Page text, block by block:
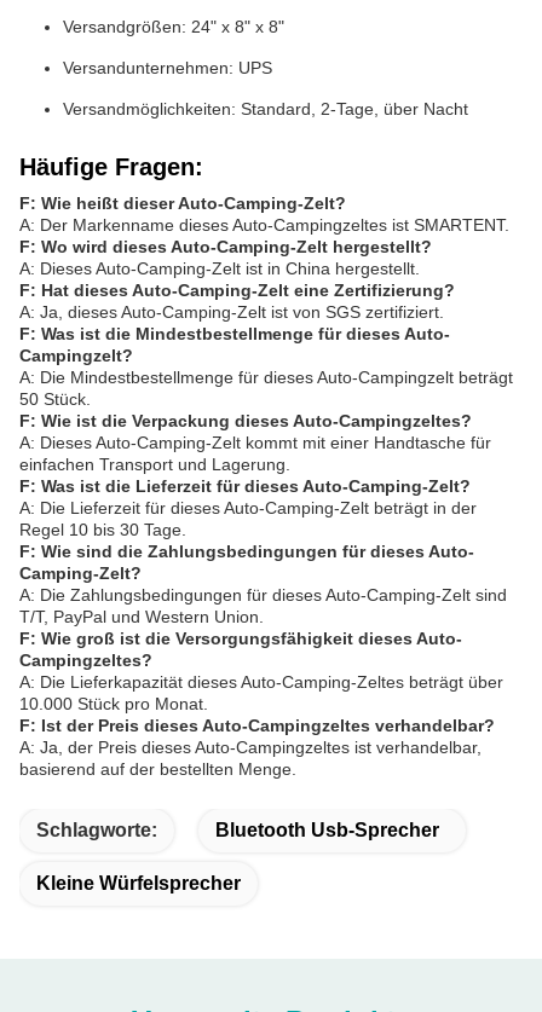
Versandgrößen: 24" x 8" x 8"
Versandunternehmen: UPS
Versandmöglichkeiten: Standard, 2-Tage, über Nacht
Häufige Fragen:
F: Wie heißt dieser Auto-Camping-Zelt?
A: Der Markenname dieses Auto-Campingzeltes ist SMARTENT.
F: Wo wird dieses Auto-Camping-Zelt hergestellt?
A: Dieses Auto-Camping-Zelt ist in China hergestellt.
F: Hat dieses Auto-Camping-Zelt eine Zertifizierung?
A: Ja, dieses Auto-Camping-Zelt ist von SGS zertifiziert.
F: Was ist die Mindestbestellmenge für dieses Auto-
Campingzelt?
A: Die Mindestbestellmenge für dieses Auto-Campingzelt beträgt
50 Stück.
F: Wie ist die Verpackung dieses Auto-Campingzeltes?
A: Dieses Auto-Camping-Zelt kommt mit einer Handtasche für
einfachen Transport und Lagerung.
F: Was ist die Lieferzeit für dieses Auto-Camping-Zelt?
A: Die Lieferzeit für dieses Auto-Camping-Zelt beträgt in der
Regel 10 bis 30 Tage.
F: Wie sind die Zahlungsbedingungen für dieses Auto-
Camping-Zelt?
A: Die Zahlungsbedingungen für dieses Auto-Camping-Zelt sind
T/T, PayPal und Western Union.
F: Wie groß ist die Versorgungsfähigkeit dieses Auto-
Campingzeltes?
A: Die Lieferkapazität dieses Auto-Camping-Zeltes beträgt über
10.000 Stück pro Monat.
F: Ist der Preis dieses Auto-Campingzeltes verhandelbar?
A: Ja, der Preis dieses Auto-Campingzeltes ist verhandelbar,
basierend auf der bestellten Menge.
Schlagworte: Bluetooth Usb-Sprecher
Kleine Würfelsprecher